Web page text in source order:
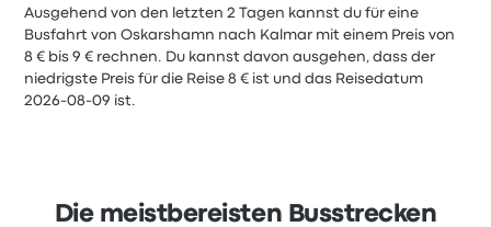
Ausgehend von den letzten 2 Tagen kannst du für eine
Busfahrt von Oskarshamn nach Kalmar mit einem Preis von
8 € bis 9 € rechnen. Du kannst davon ausgehen, dass der
niedrigste Preis für die Reise 8 € ist und das Reisedatum
2026-08-09 ist.
Die meistbereisten Busstrecken